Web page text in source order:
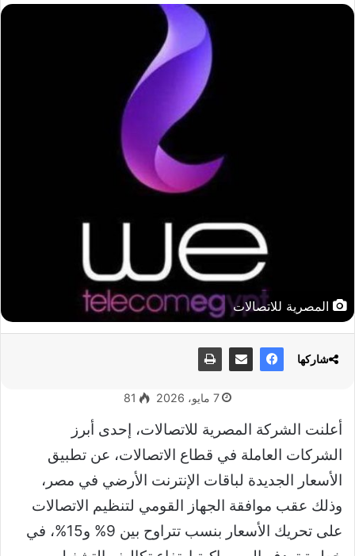
المصرية للاتصالات
7 مايو، 2026 81
أعلنت الشركة المصرية للاتصالات، إحدى أبرز
الشركات العاملة في قطاع الاتصالات، عن تطبيق
الأسعار الجديدة لباقات الإنترنت الأرضي في مصر،
وذلك عقب موافقة الجهاز القومي لتنظيم الاتصالات
على تحريك الأسعار بنسب تتراوح بين 9% و15%، في
شاركها